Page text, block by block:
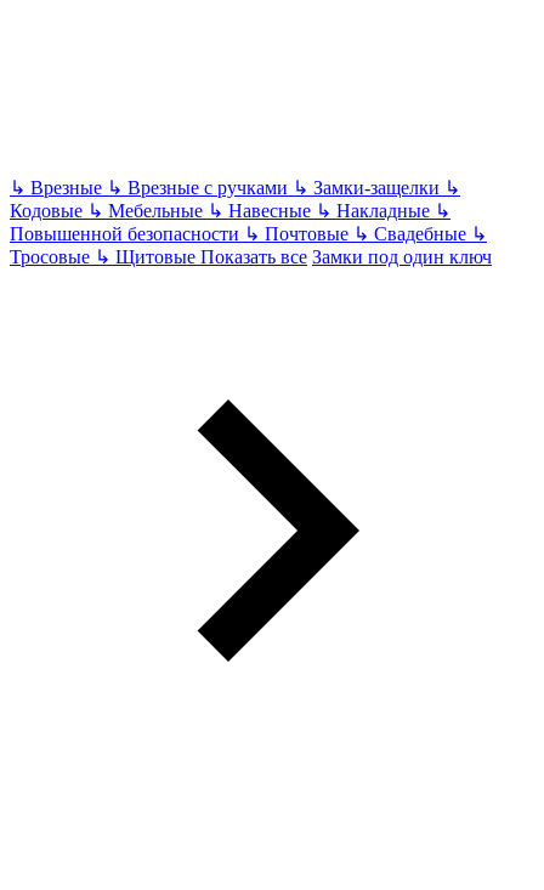
↳ Врезные ↳ Врезные с ручками ↳ Замки-защелки ↳
Кодовые ↳ Мебельные ↳ Навесные ↳ Накладные ↳
Повышенной безопасности ↳ Почтовые ↳ Свадебные ↳
Тросовые ↳ Щитовые Показать все Замки под один ключ